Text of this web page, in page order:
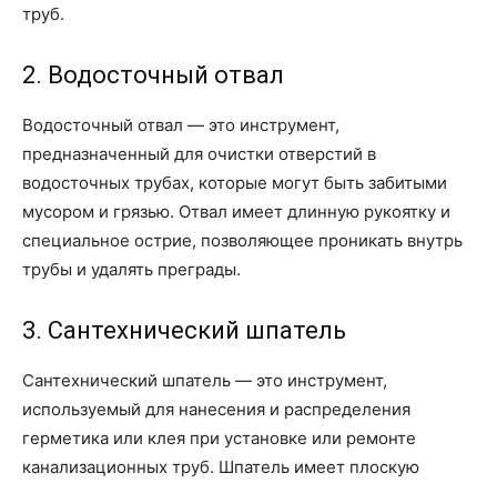
труб.
2. Водосточный отвал
Водосточный отвал — это инструмент,
предназначенный для очистки отверстий в
водосточных трубах, которые могут быть забитыми
мусором и грязью. Отвал имеет длинную рукоятку и
специальное острие, позволяющее проникать внутрь
трубы и удалять преграды.
3. Сантехнический шпатель
Сантехнический шпатель — это инструмент,
используемый для нанесения и распределения
герметика или клея при установке или ремонте
канализационных труб. Шпатель имеет плоскую